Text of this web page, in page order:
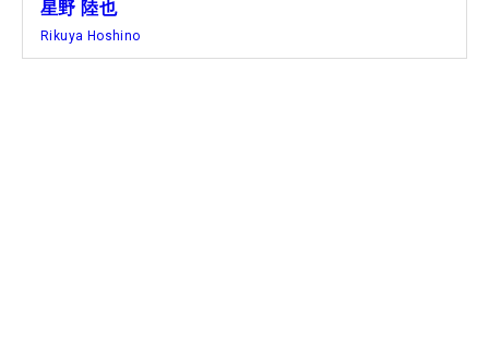
しみながらやってます」。まるで少年のような目
で、こう説明する。
星野 陸也
Rikuya Hoshino